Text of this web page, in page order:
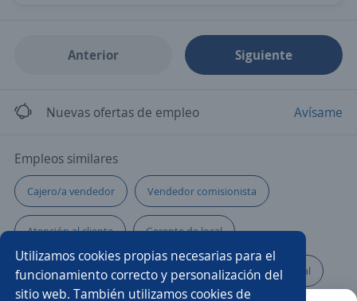
Utilizamos cookies propias necesarias para el
funcionamiento correcto y personalización del
sitio web. También utilizamos cookies de
Anterior Siguiente
Nuevas ofertas de empleo Avísame
Empleos similares
Cajero/a vendedor Vendedor comisionista
Atención al cliente Gerente de local
Vendedor/a puerta a puerta Representante comercial